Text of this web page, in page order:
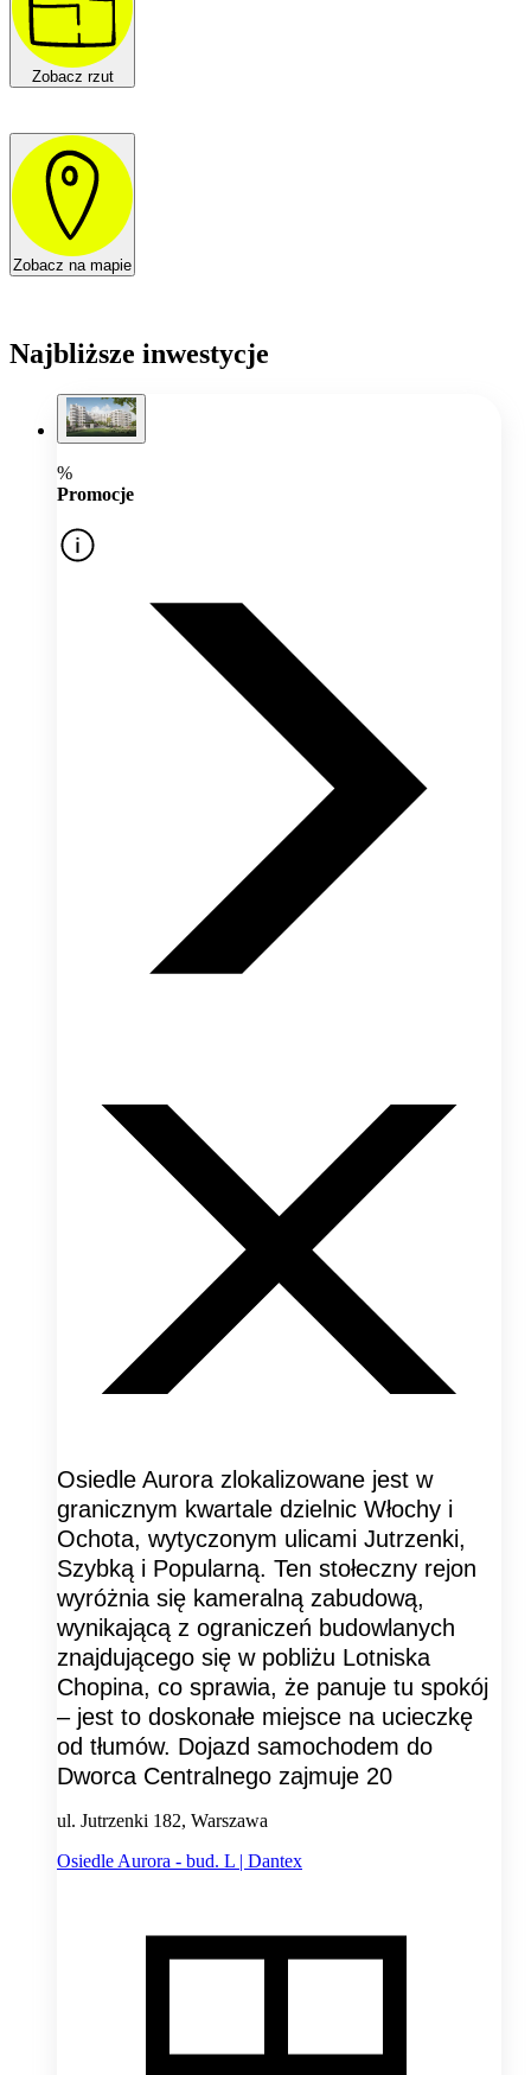
Zobacz rzut
Zobacz na mapie
Najbliższe inwestycje
%
Promocje
Osiedle Aurora zlokalizowane jest w
granicznym kwartale dzielnic Włochy i
Ochota, wytyczonym ulicami Jutrzenki,
Szybką i Popularną. Ten stołeczny rejon
wyróżnia się kameralną zabudową,
wynikającą z ograniczeń budowlanych
znajdującego się w pobliżu Lotniska
Chopina, co sprawia, że panuje tu spokój
– jest to doskonałe miejsce na ucieczkę
od tłumów. Dojazd samochodem do
Dworca Centralnego zajmuje 20
ul. Jutrzenki 182, Warszawa
Osiedle Aurora - bud. L | Dantex